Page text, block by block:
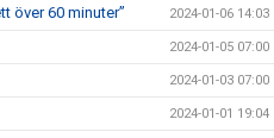
över 60 minuter” 2024-01-06 14:03
2024-01-05 07:00
2024-01-03 07:00
2024-01-01 19:04